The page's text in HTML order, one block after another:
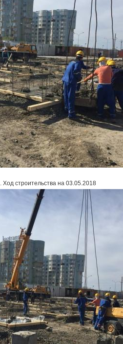
. Ход строительства на 03.05.2018